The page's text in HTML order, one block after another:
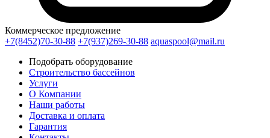
Коммерческое предложение
+7(8452)70-30-88 +7(937)269-30-88 aquaspool@mail.ru
Подобрать оборудование
Строительство бассейнов
Услуги
О Компании
Наши работы
Доставка и оплата
Гарантия